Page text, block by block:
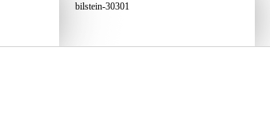
bilstein-30301